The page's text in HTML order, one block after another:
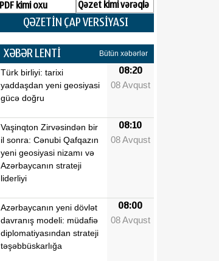
PDF kimi oxu Qəzet kimi vərəqlə
QƏZETİN ÇAP VERSİYASI
XƏBƏR LENTİ Bütün xəbərlər
Türk birliyi: tarixi
yaddaşdan yeni geosiyasi
gücə doğru
08:20
08 Avqust
Vaşinqton Zirvəsindən bir
il sonra: Cənubi Qafqazın
yeni geosiyasi nizamı və
Azərbaycanın strateji
liderliyi
08:10
08 Avqust
Azərbaycanın yeni dövlət
davranış modeli: müdafiə
diplomatiyasından strateji
təşəbbüskarlığa
08:00
08 Avqust